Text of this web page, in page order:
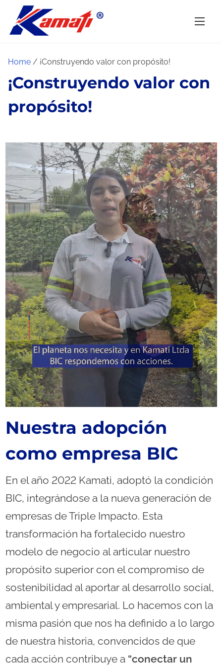
Home / ¡Construyendo valor con propósito!
¡Construyendo valor con
propósito!
Nuestra adopción
como empresa BIC
En el año 2022 Kamati, adoptó la condición
BIC, integrándose a la nueva generación de
empresas de Triple Impacto. Esta
transformación ha fortalecido nuestro
modelo de negocio al articular nuestro
propósito superior con el compromiso de
sostenibilidad al aportar al desarrollo social,
ambiental y empresarial. Lo hacemos con la
misma pasión que nos ha definido a lo largo
de nuestra historia, convencidos de que
cada acción contribuye a “conectar un